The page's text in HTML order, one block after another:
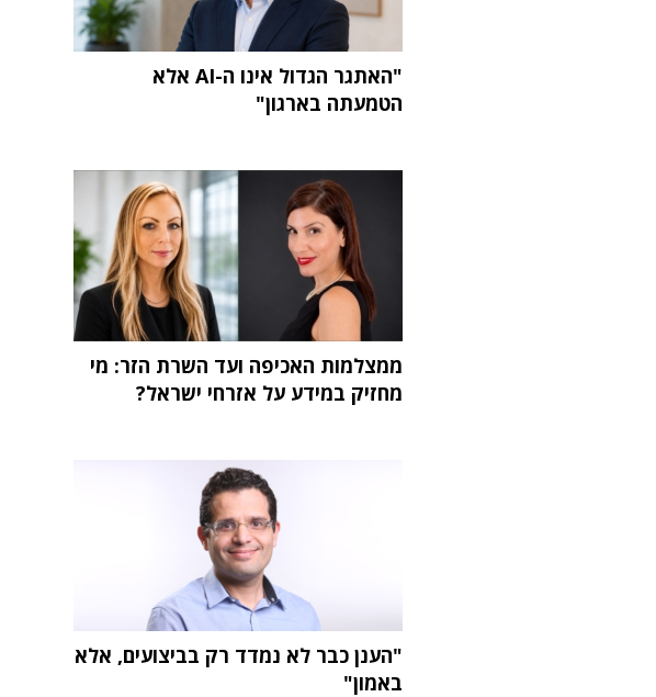
"האתגר הגדול אינו ה-AI אלא
הטמעתה בארגון"
ממצלמות האכיפה ועד השרת הזר: מי
מחזיק במידע על אזרחי ישראל?
"הענן כבר לא נמדד רק בביצועים, אלא
באמון"